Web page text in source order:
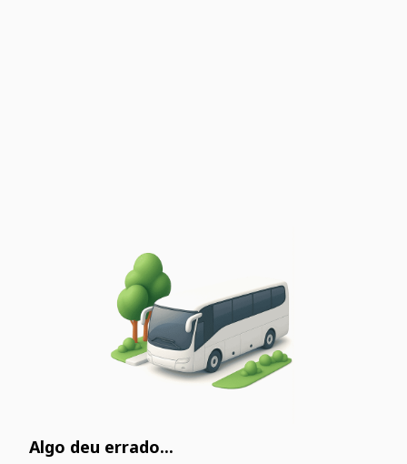
Algo deu errado...